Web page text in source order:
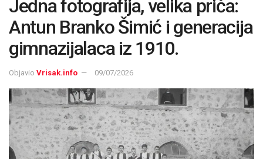
Jedna fotografija, velika priča:
Antun Branko Šimić i generacija
gimnazijalaca iz 1910.
Objavio Vrisak.info 09/07/2026